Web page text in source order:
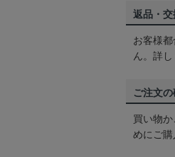
返品・
お客様
ん。詳し
ご注文
買い物
めにご購